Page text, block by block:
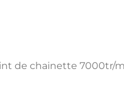
de chainette